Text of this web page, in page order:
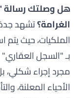
هل وصلتك
الغرامة؟تشهد جدة
الملكيات، حيث يتم
بـ "السجل
مجرد إجراء شكلي،
الأحياء المعلنة،